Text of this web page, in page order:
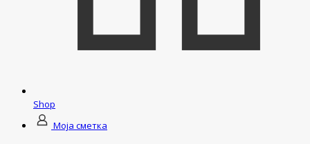
Shop
Моја сметка